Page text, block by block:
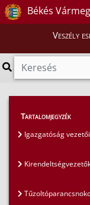
Békés
Veszély
Magunkról
Igazgatóság
Tartalomjegyzék
Igazgatóság vezetői